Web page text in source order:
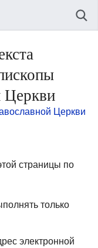
Церкви
Церкви
страницы по
только
электронной